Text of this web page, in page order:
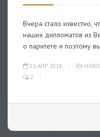
Вчера стало известно,
наших дипломатов из
о паритете и поэтому
01-АПР-2018
2